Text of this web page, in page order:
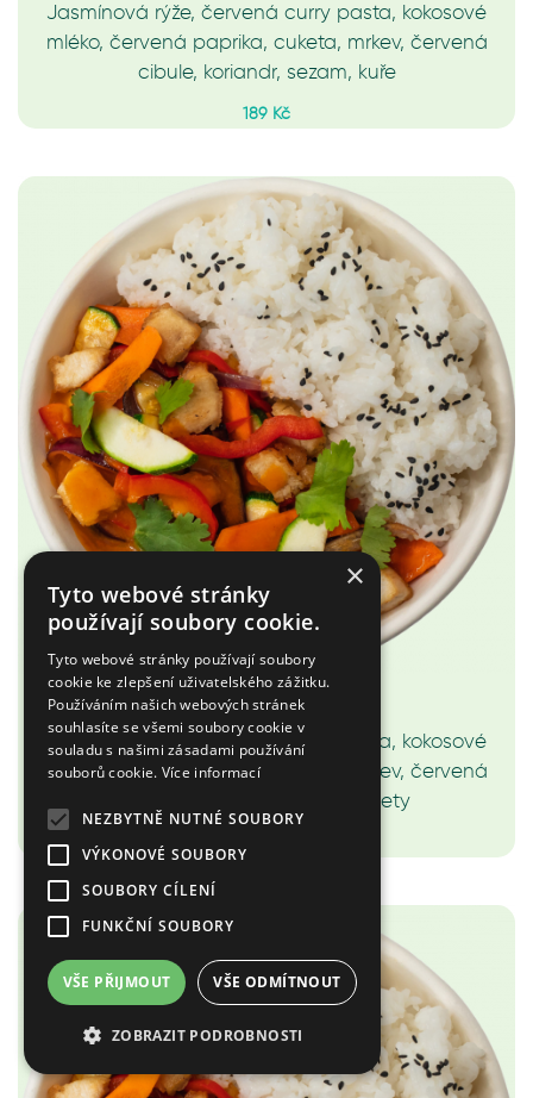
Jasmínová rýže, červená curry pasta, kokosové
mléko, červená paprika, cuketa, mrkev, červená
cibule, koriandr, sezam, kuře
189 Kč
2.B Red curry - Krevety
Jasmínová rýže, červená curry pasta, kokosové
mléko, červená paprika, cuketa, mrkev, červená
cibule, koriandr, sezam, krevety
×
Tyto webové stránky
používají soubory cookie.
Tyto webové stránky používají soubory
cookie ke zlepšení uživatelského zážitku.
Používáním našich webových stránek
souhlasíte se všemi soubory cookie v
souladu s našimi zásadami používání
souborů cookie. Více informací
NEZBYTNĚ NUTNÉ SOUBORY
VÝKONOVÉ SOUBORY
SOUBORY CÍLENÍ
FUNKČNÍ SOUBORY
VŠE PŘIJMOUT VŠE ODMÍTNOUT
ZOBRAZIT PODROBNOSTI